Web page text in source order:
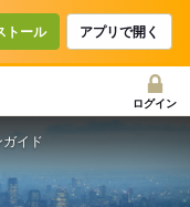
トール アプリで開く
ログイン
ガイド